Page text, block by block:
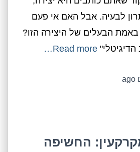
לבעיה. אבל האם אי פעם
הבעלים של היצירה הזו?
Read more…
ago
החשיפה